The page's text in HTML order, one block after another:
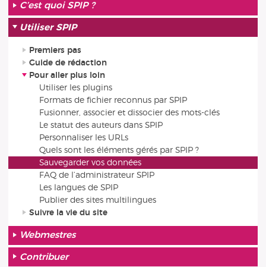
C’est quoi SPIP ?
Utiliser SPIP
Premiers pas
Guide de rédaction
Pour aller plus loin
Utiliser les plugins
Formats de fichier reconnus par SPIP
Fusionner, associer et dissocier des mots-clés
Le statut des auteurs dans SPIP
Personnaliser les URLs
Quels sont les éléments gérés par SPIP ?
Sauvegarder vos données
FAQ de l’administrateur SPIP
Les langues de SPIP
Publier des sites multilingues
Suivre la vie du site
Webmestres
Contribuer